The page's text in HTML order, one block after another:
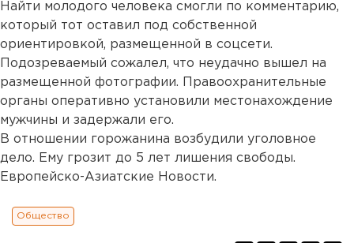
Найти молодого человека смогли по комментарию,
который тот оставил под собственной
ориентировкой, размещенной в соцсети.
Подозреваемый сожалел, что неудачно вышел на
размещенной фотографии. Правоохранительные
органы оперативно установили местонахождение
мужчины и задержали его.
В отношении горожанина возбудили уголовное
дело. Ему грозит до 5 лет лишения свободы.
Европейско-Азиатские Новости.
Общество